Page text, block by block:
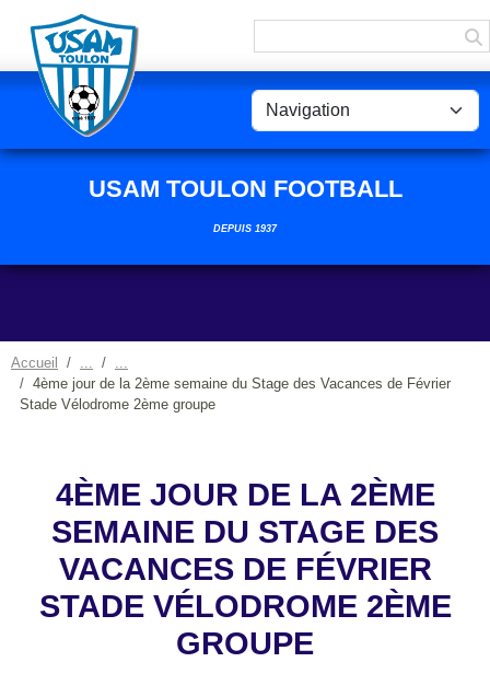
USAM TOULON FOOTBALL
DEPUIS 1937
Accueil
4ème jour de la 2ème semaine du Stage des Vacances de Février
Stade Vélodrome 2ème groupe
4ÈME JOUR DE LA 2ÈME
SEMAINE DU STAGE DES
VACANCES DE FÉVRIER
STADE VÉLODROME 2ÈME
GROUPE
Panneau de gestion des cookies